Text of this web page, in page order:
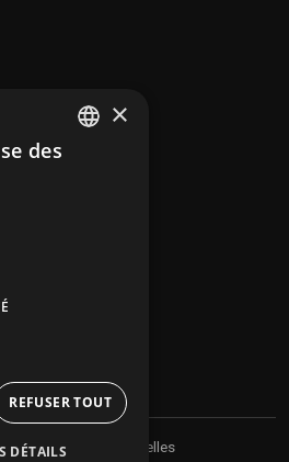
informations personnelles
×
des
REFUSER TOUT
DÉTAILS